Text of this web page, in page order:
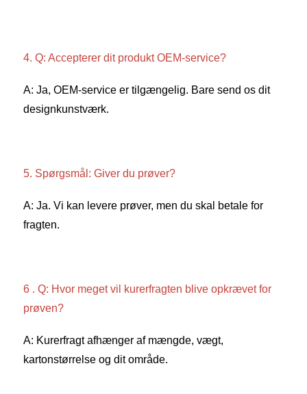
4. Q: Accepterer dit produkt OEM-service?
A: Ja, OEM-service er tilgængelig. Bare send os dit
designkunstværk.
5. Spørgsmål: Giver du prøver?
A: Ja. Vi kan levere prøver, men du skal betale for
fragten.
6 . Q: Hvor meget vil kurerfragten blive opkrævet for
prøven?
A: Kurerfragt afhænger af mængde, vægt,
kartonstørrelse og dit område.